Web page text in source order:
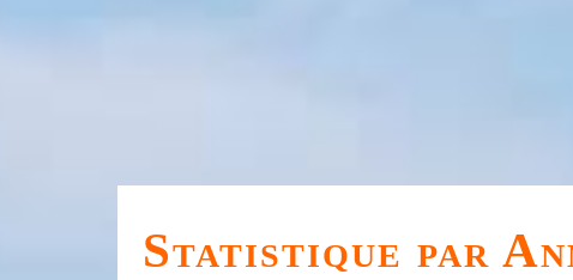
Statistique par